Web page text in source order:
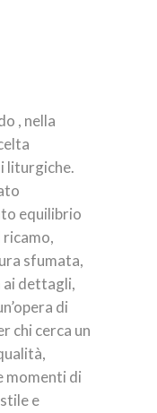
, nella
liturgiche.
equilibrio
ricamo,
sfumata,
ai dettagli,
di
chi cerca un
momenti di
e